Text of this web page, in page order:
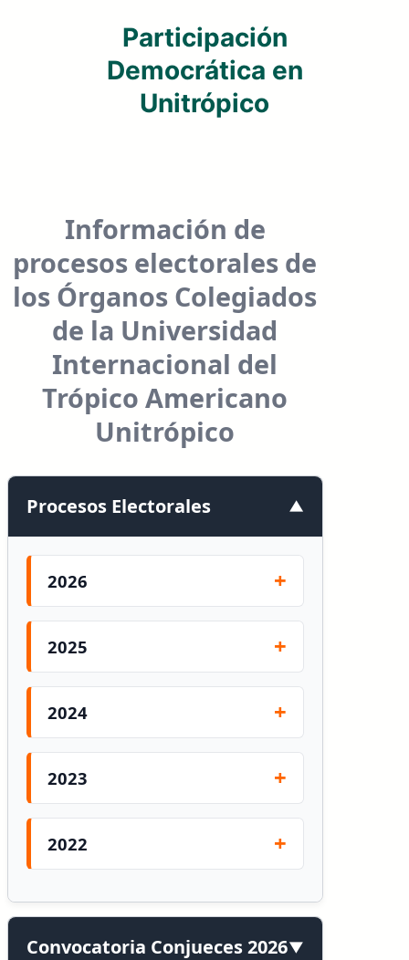
Participación
Democrática en
Unitrópico
Información de
procesos electorales de
los Órganos Colegiados
de la Universidad
Internacional del
Trópico Americano
Unitrópico
Procesos Electorales
2026
2025
2024
2023
2022
Convocatoria Conjueces 2026